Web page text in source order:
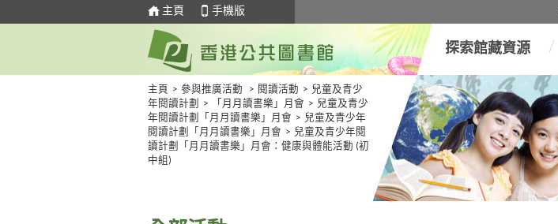
主頁 手機版
探索館藏資源
主頁 > 參與推廣活動 > 閱讀活動 > 兒童及青少
年閱讀計劃
> 「月月讀書樂」月會 > 兒童及青少
年閱讀計劃「月月讀書樂」月會 > 兒童及青少年
閱讀計劃「月月讀書樂」月會 > 兒童及青少年閱
讀計劃「月月讀書樂」月會：健康與體能活動 (初
中組)